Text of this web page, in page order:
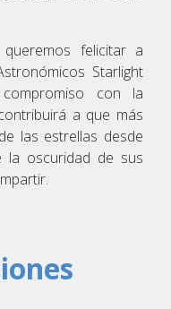
felicitar a
Starlight
con la
a que más
las estrellas desde
oscuridad de sus